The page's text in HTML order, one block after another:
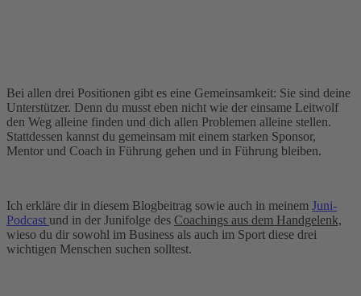
Bei allen drei Positionen gibt es eine Gemeinsamkeit: Sie sind deine
Unterstützer. Denn du musst eben nicht wie der einsame Leitwolf
den Weg alleine finden und dich allen Problemen alleine stellen.
Stattdessen kannst du gemeinsam mit einem starken Sponsor,
Mentor und Coach in Führung gehen und in Führung bleiben.
Ich erkläre dir in diesem Blogbeitrag sowie auch in meinem Juni-
Podcast und in der Junifolge des Coachings aus dem Handgelenk,
wieso du dir sowohl im Business als auch im Sport diese drei
wichtigen Menschen suchen solltest.